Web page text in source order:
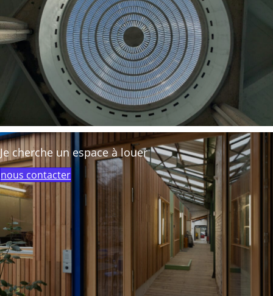
Je cherche un espace à louer
nous contacter